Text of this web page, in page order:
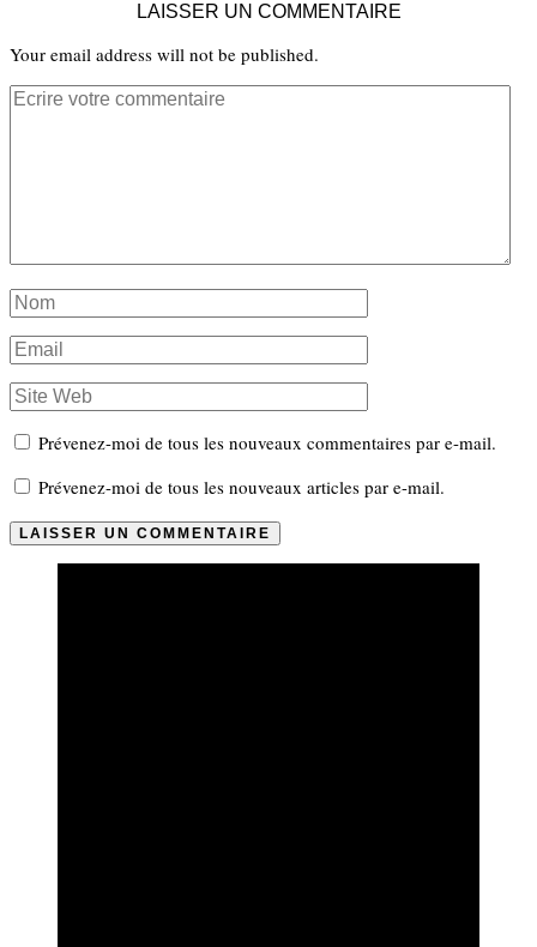
LAISSER UN COMMENTAIRE
Your email address will not be published.
Prévenez-moi de tous les nouveaux commentaires par e-mail.
Prévenez-moi de tous les nouveaux articles par e-mail.